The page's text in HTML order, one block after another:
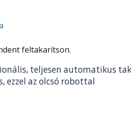
feltakarítson.
teljesen automatikus
ezzel az olcsó robottal